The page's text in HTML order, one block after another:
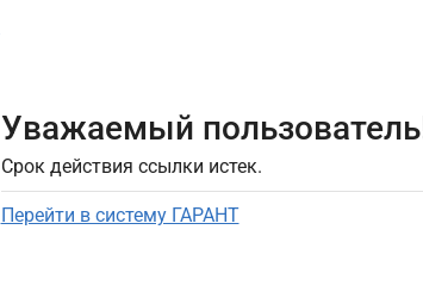
Уважаемый
Срок действия ссылки истек.
Перейти в систему ГАРАНТ